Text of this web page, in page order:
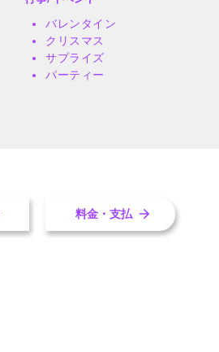
バレンタイン
クリスマス
サプライズ
パーティー
料金・支払